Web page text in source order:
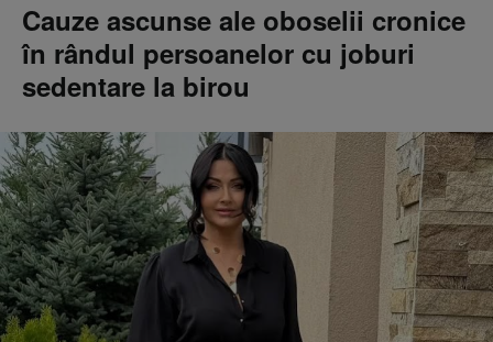
Cauze ascunse ale oboselii cronice
în rândul persoanelor cu joburi
sedentare la birou